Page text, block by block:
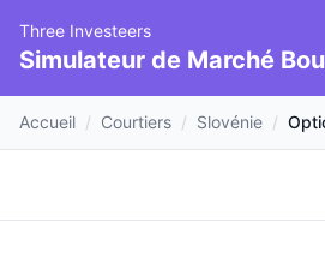
Three Investeers
Simulateur de Marché
Accueil / Courtiers / Slovénie /